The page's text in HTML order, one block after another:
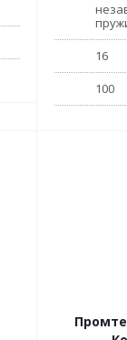
16
100